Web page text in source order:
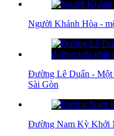
Người Khánh Hòa -
Đường Lê Duẩn - Một
Sài Gòn
Đường Nam Kỳ Khởi